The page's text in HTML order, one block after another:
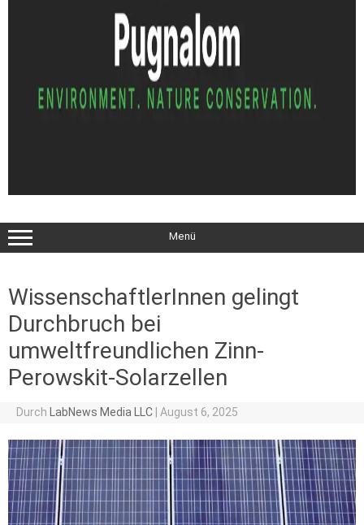
Menü
WissenschaftlerInnen gelingt
Durchbruch bei
umweltfreundlichen Zinn-
Perowskit-Solarzellen
Durch LabNews Media LLC August 6, 2025